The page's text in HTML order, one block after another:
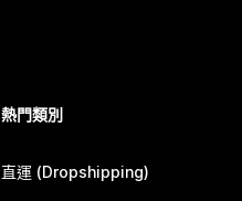
熱門類別
直運 (Dropshipping)